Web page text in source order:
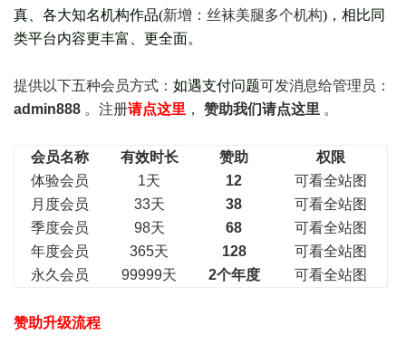
真、各大知名机构作品(新增：丝袜美腿多个机构)，相比同
类平台内容更丰富、更全面。
提供以下五种会员方式： 如遇支付问题可发消息给管理员：
admin888 。注册请点这里 ， 赞助我们请点这里 。
会员名称 有效时长 赞助
权限
体验会员
1天 12
可看全站图
月度会员
33天 38
可看全站图
季度会员
98天 68
可看全站图
年度会员
365天 128
可看全站图
永久会员
99999天 2个年度 可看全站图
赞助升级流程